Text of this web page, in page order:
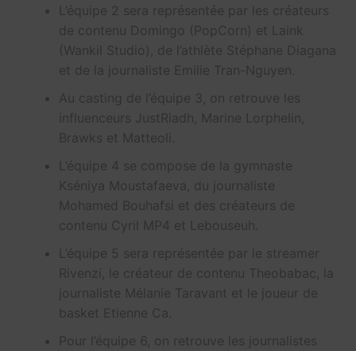
L’équipe 2 sera représentée par les créateurs
de contenu Domingo (PopCorn) et Laink
(Wankil Studio), de l’athlète Stéphane Diagana
et de la journaliste Emilie Tran-Nguyen.
Au casting de l’équipe 3, on retrouve les
influenceurs JustRiadh, Marine Lorphelin,
Brawks et Matteoli.
L’équipe 4 se compose de la gymnaste
Kséniya Moustafaeva, du journaliste
Mohamed Bouhafsi et des créateurs de
contenu Cyril MP4 et Lebouseuh.
L’équipe 5 sera représentée par le streamer
Rivenzi, le créateur de contenu Theobabac, la
journaliste Mélanie Taravant et le joueur de
basket Etienne Ca.
Pour l’équipe 6, on retrouve les journalistes